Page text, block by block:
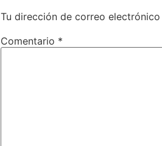
Tu dirección de correo
Comentario *